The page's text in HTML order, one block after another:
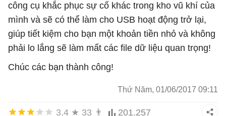
công cụ khắc phục sự cố khác trong kho vũ khí của
mình và sẽ có thể làm cho USB hoạt động trở lại,
giúp tiết kiệm cho bạn một khoản tiền nhỏ và không
phải lo lắng sẽ làm mất các file dữ liệu quan trọng!
Chúc các bạn thành công!
Thứ Năm, 01/06/2017 09:11
3,4 ★ 33 👨 201.257